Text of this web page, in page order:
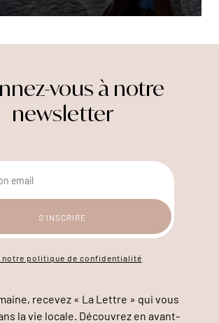
vous à notre
newsletter
notre politique de confidentialité
recevez « La Lettre » qui vous
la vie locale. Découvrez en avant-